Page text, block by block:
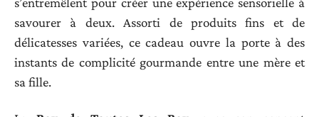
savourer à deux. Assorti de produits fins et de
délicatesses variées, ce cadeau ouvre la porte à des
instants de complicité gourmande entre une mère et
sa fille.